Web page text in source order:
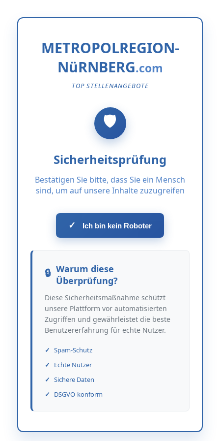
METROPOLREGION-
NüRNBERG
TOP STELLENANGEBOTE
Sicherheitsprüfung
Bestätigen Sie bitte, dass Sie ein Mensch
sind, um auf unsere Inhalte zuzugreifen
✓ Ich bin kein Roboter
Warum diese
Überprüfung?
Diese Sicherheitsmaßnahme schützt
unsere Plattform vor automatisierten
Zugriffen und gewährleistet die beste
Benutzererfahrung für echte Nutzer.
Spam-Schutz
Echte Nutzer
Sichere Daten
DSGVO-konform